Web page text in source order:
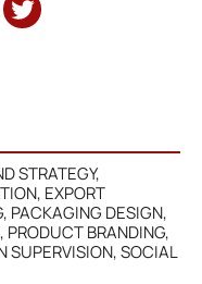
STRATEGY,
EXPORT
PACKAGING DESIGN,
BRANDING,
SUPERVISION, SOCIAL